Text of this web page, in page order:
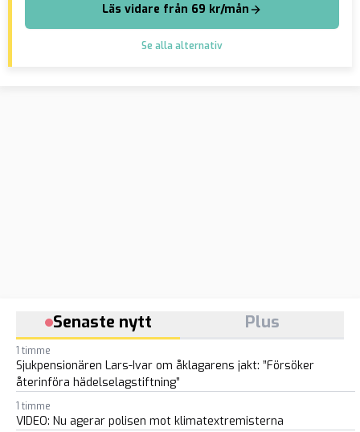
Läs vidare från 69 kr/mån
Se alla alternativ
Senaste nytt Plus
1 timme
Sjukpensionären Lars-Ivar om åklagarens jakt: ”Försöker
återinföra hädelselagstiftning”
1 timme
VIDEO: Nu agerar polisen mot klimatextremisterna